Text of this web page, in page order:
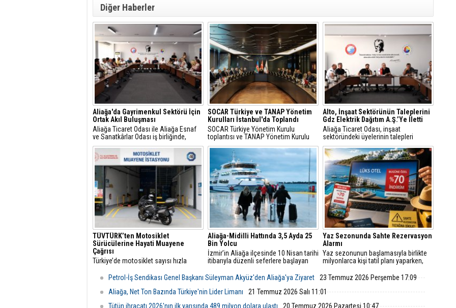
Diğer Haberler
Aliağa'da Gayrimenkul Sektörü İçin
Ortak Akıl Buluşması
Aliağa Ticaret Odası ile Aliağa Esnaf
ve Sanatkârlar Odası iş birliğinde,
ilçede faaliyet gösteren gayrimenkul
danışmanlarıyla sektörel istişare
toplantısı gerçekleştirildi.
SOCAR Türkiye ve TANAP Yönetim
Kurulları İstanbul'da Toplandı
SOCAR Türkiye Yönetim Kurulu
toplantısı ve TANAP Yönetim Kurulu
toplantısı, 30 Temmuz 2026 tarihinde
İstanbul’da gerçekleştirildi.
Alto, İnşaat Sektörünün Taleplerini
Gdz Elektrik Dağıtım A.Ş.’Ye İletti
Aliağa Ticaret Odası, inşaat
sektöründeki üyelerinin talepleri
üzerine GDZ Elektrik Dağıtım
yetkilileriyle toplantı düzenledi.
Görüşmede sayaç panosu ve enerji
odası düzenlemeleriyle ilgili yeni
şartlar ve başvuru süreçleri
değerlendirildi.
TÜVTÜRK’ten Motosiklet
Sürücülerine Hayati Muayene
Çağrısı
Türkiye’de motosiklet sayısı hızla
bu araçlarda düzenli teknik kontrollerin
önemi de giderek artıyor.
Aliağa-Midilli Hattında 3,5 Ayda 25
Bin Yolcu
İzmir’in Aliağa ilçesinde 10 Nisan tarihi
itibarıyla düzenli seferlere başlayan
yolcu hareketliliğine sahne oldu.
Yaz Sezonunda Sahte Rezervasyon
Alarmı
Yaz sezonunun başlamasıyla birlikte
milyonlarca kişi tatil planı yaparken,
rezervasyonlarda sahtecilik vakaları da
Petrol-İş Sendikası Genel Başkanı Süleyman Akyüz'den Aliağa'ya Ziyaret
23 Temmuz 2026 Perşembe 17:09
Aliağa, Net Ton Bazında Türkiye'nin Lider Limanı
21 Temmuz 2026 Salı 11:01
Tütün ihracatı 2026'nın ilk yarısında 489 milyon dolara ulaştı
20 Temmuz 2026 Pazartesi 10:47